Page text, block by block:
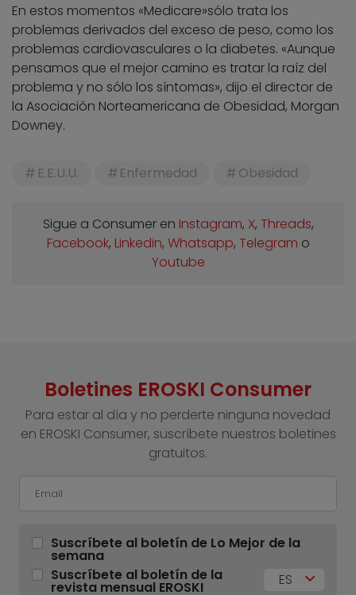
En estos momentos «Medicare»sólo trata los
problemas derivados del exceso de peso, como los
problemas cardiovasculares o la diabetes. «Aunque
pensamos que el mejor camino es tratar la raíz del
problema y no sólo los síntomas», dijo el director de
la Asociación Norteamericana de Obesidad, Morgan
Downey.
E.E.U.U. Enfermedad Obesidad
Sigue a Consumer en Instagram, X, Threads,
Facebook, Linkedin, Whatsapp, Telegram o
Youtube
Boletines EROSKI Consumer
Para estar al día y no perderte ninguna novedad
en EROSKI Consumer, suscríbete nuestros boletines
gratuitos.
Suscríbete al boletín de Lo Mejor de la
semana
Suscríbete al boletín de la
revista mensual EROSKI ES